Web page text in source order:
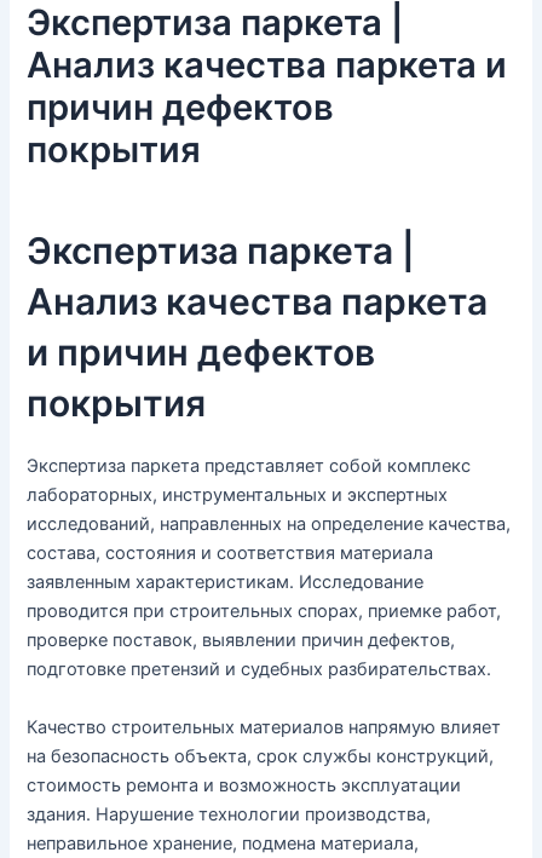
Экспертиза паркета |
Анализ качества паркета и
причин дефектов
покрытия
Экспертиза паркета |
Анализ качества паркета
и причин дефектов
покрытия
Экспертиза паркета представляет собой комплекс
лабораторных, инструментальных и экспертных
исследований, направленных на определение качества,
состава, состояния и соответствия материала
заявленным характеристикам. Исследование
проводится при строительных спорах, приемке работ,
проверке поставок, выявлении причин дефектов,
подготовке претензий и судебных разбирательствах.
Качество строительных материалов напрямую влияет
на безопасность объекта, срок службы конструкций,
стоимость ремонта и возможность эксплуатации
здания. Нарушение технологии производства,
неправильное хранение, подмена материала,